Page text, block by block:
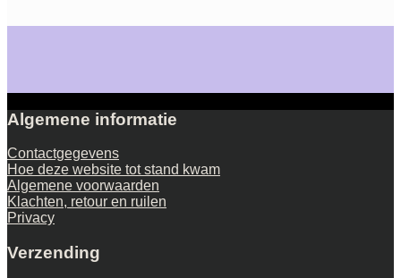
Algemene informatie
Contactgegevens
Hoe deze website tot stand kwam
Algemene voorwaarden
Klachten, retour en ruilen
Privacy
Verzending